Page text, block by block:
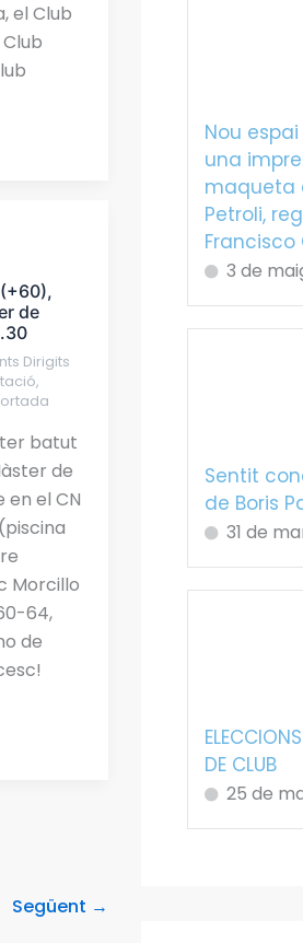
el Club
de
Dirigits
,
batut
de
en el CN
Morcillo
64,
de
Següent →
Nou
una
maqueta
Petroli,
Francisco
3 de
Sentit
de Boris
31 de
DE CLUB
25 de